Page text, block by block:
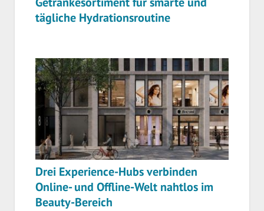
tägliche Hydrationsroutine
Drei Experience-Hubs verbinden
Online- und Offline-Welt nahtlos im
Beauty-Bereich